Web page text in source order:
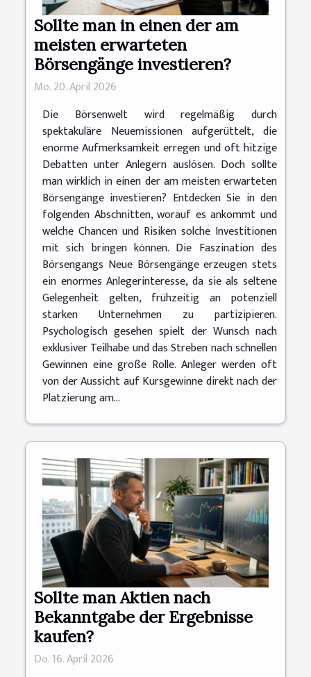
Sollte man in einen der am
meisten erwarteten
Börsengänge investieren?
Mo. 20. April 2026
Die Börsenwelt wird regelmäßig durch
spektakuläre Neuemissionen aufgerüttelt, die
enorme Aufmerksamkeit erregen und oft hitzige
Debatten unter Anlegern auslösen. Doch sollte
man wirklich in einen der am meisten erwarteten
Börsengänge investieren? Entdecken Sie in den
folgenden Abschnitten, worauf es ankommt und
welche Chancen und Risiken solche Investitionen
mit sich bringen können. Die Faszination des
Börsengangs Neue Börsengänge erzeugen stets
ein enormes Anlegerinteresse, da sie als seltene
Gelegenheit gelten, frühzeitig an potenziell
starken Unternehmen zu partizipieren.
Psychologisch gesehen spielt der Wunsch nach
exklusiver Teilhabe und das Streben nach schnellen
Gewinnen eine große Rolle. Anleger werden oft
von der Aussicht auf Kursgewinne direkt nach der
Platzierung am...
Sollte man Aktien nach
Bekanntgabe der Ergebnisse
kaufen?
Do. 16. April 2026